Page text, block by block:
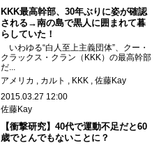
KKK最高幹部、30年ぶりに姿が確認
される→南の島で黒人に囲まれて暮
らしていた！
いわゆる“白人至上主義団体”、クー・
クラックス・クラン（KKK）の最高幹部
だ...
アメリカ
カルト KKK
佐藤Kay
2015.03.27 12:00
佐藤Kay
【衝撃研究】40代で運動不足だと60
歳でとんでもないことに？